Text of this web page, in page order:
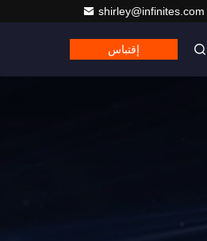
shirley@infinites.com
إقتباس